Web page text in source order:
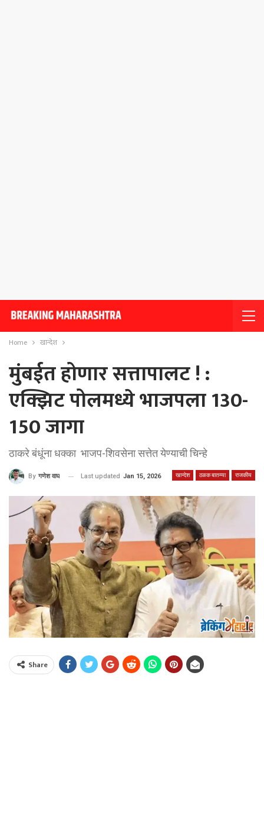
Home खान्देश
मुंबईत होणार सत्तापालट ! :
एक्झिट पोलमध्ये भाजपला 130-
150 जागा
ठाकरे बंधूंना धक्का भाजप-शिवसेना सत्तेत येण्याची चिन्हे
खान्देश ठळक बातम्या राजकीय
By गणेश वाघ Last updated Jan 15, 2026
Share